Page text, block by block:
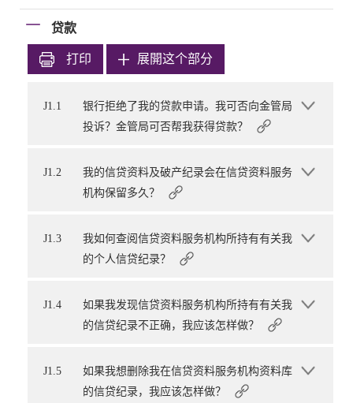
贷款
打印 展開这个部分
J1.1
银行拒绝了我的贷款申请。我可否向金管局
投诉？金管局可否帮我获得贷款？
J1.2
我的信贷资料及破产纪录会在信贷资料服务
机构保留多久？
J1.3
我如何查阅信贷资料服务机构所持有有关我
的个人信贷纪录？
J1.4
如果我发现信贷资料服务机构所持有有关我
的信贷纪录不正确，我应该怎样做？
J1.5
如果我想删除我在信贷资料服务机构资料库
的信贷纪录，我应该怎样做？